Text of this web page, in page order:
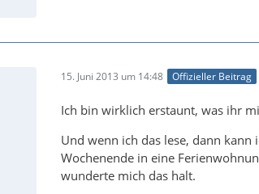
15. Juni 2013 um 14:48 Offizieller Beitrag
Ich bin wirklich erstaunt, was ihr
Und wenn ich das lese, dann
Wochenende in eine
wunderte mich das halt.